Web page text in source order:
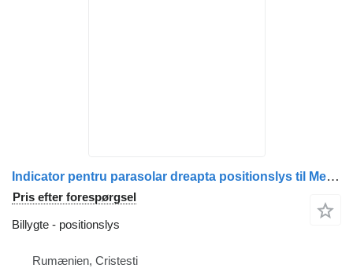
Indicator pentru parasolar dreapta positionslys til Mercedes-Benz A9608200156 (9608200156) lastbil
Pris efter forespørgsel
Billygte - positionslys
Rumænien, Cristesti